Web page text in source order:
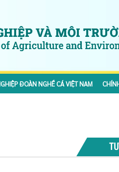
ĐOÀN NGHỀ CÁ VIỆT NAM